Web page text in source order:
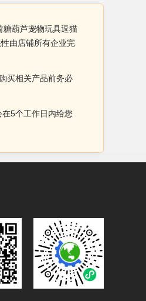
糖葫芦宠物玩具逗猫
由店铺所有企业完
买相关产品前务必
5个工作日内给您